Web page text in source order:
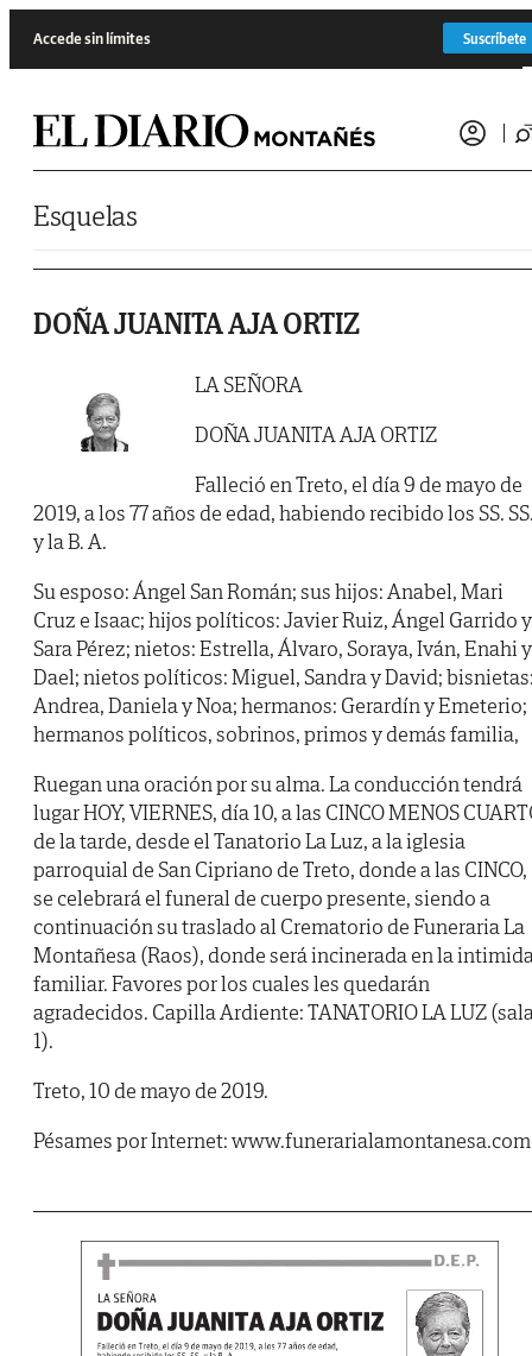
Accede sin límites Suscríbete
Esquelas
DOÑA JUANITA AJA ORTIZ
LA SEÑORA
DOÑA JUANITA AJA ORTIZ
Falleció en Treto, el día 9 de mayo de
2019, a los 77 años de edad, habiendo recibido los SS.
y la B. A.
Su esposo: Ángel San Román; sus hijos: Anabel, Mari
Cruz e Isaac; hijos políticos: Javier Ruiz, Ángel Garrido y
Sara Pérez; nietos: Estrella, Álvaro, Soraya, Iván, Enahi y
Dael; nietos políticos: Miguel, Sandra y David;
Andrea, Daniela y Noa; hermanos: Gerardín y Emeterio;
hermanos políticos, sobrinos, primos y demás familia,
Ruegan una oración por su alma. La conducción tendrá
lugar HOY, VIERNES, día 10, a las CINCO MENOS
de la tarde, desde el Tanatorio La Luz, a la iglesia
parroquial de San Cipriano de Treto, donde a las CINCO,
se celebrará el funeral de cuerpo presente, siendo a
continuación su traslado al Crematorio de Funeraria La
Montañesa (Raos), donde será incinerada en la
familiar. Favores por los cuales les quedarán
agradecidos. Capilla Ardiente: TANATORIO LA LUZ
1).
Treto, 10 de mayo de 2019.
Pésames por Internet: www.funerarialamontanesa.com